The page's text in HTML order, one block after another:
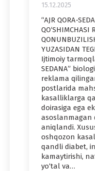
15.12.2025
“AJR QORA-
QO‘SHIMCHASI
YUZASIDAN
Ijtimoiy
SEDANA”
reklama
postlarida
kasalliklarga
doirasiga ega
asoslanmagan
aniqlandi.
oshqozon
qandli diabet,
kamaytirishi,
yo‘tal va…